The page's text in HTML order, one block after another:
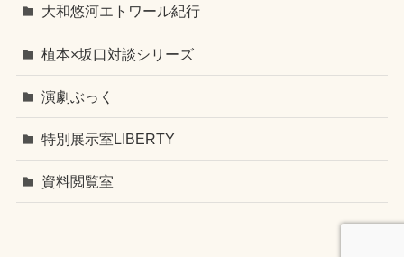
大和悠河エトワール紀行
植本×坂口対談シリーズ
演劇ぶっく
特別展示室LIBERTY
資料閲覧室